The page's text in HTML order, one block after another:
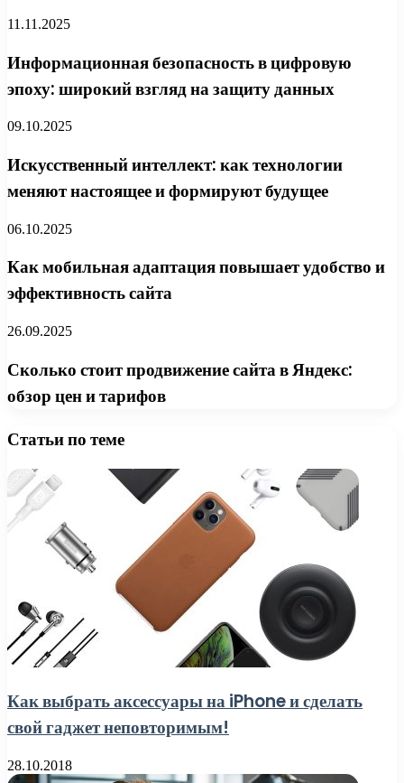
11.11.2025
Информационная безопасность в цифровую
эпоху: широкий взгляд на защиту данных
09.10.2025
Искусственный интеллект: как технологии
меняют настоящее и формируют будущее
06.10.2025
Как мобильная адаптация повышает удобство и
эффективность сайта
26.09.2025
Сколько стоит продвижение сайта в Яндекс:
обзор цен и тарифов
Статьи по теме
Как выбрать аксессуары на iPhone и сделать
свой гаджет неповторимым!
28.10.2018